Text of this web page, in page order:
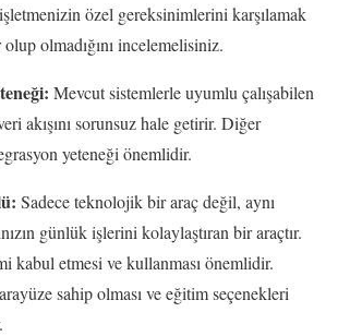
özel gereksinimlerini karşılamak
olmadığını incelemelisiniz.
Mevcut sistemlerle uyumlu çalışabilen
akışını sorunsuz hale getirir. Diğer
yeteneği önemlidir.
Sadece teknolojik bir araç değil, aynı
günlük işlerini kolaylaştıran bir araçtır.
kabul etmesi ve kullanması önemlidir.
sahip olması ve eğitim seçenekleri